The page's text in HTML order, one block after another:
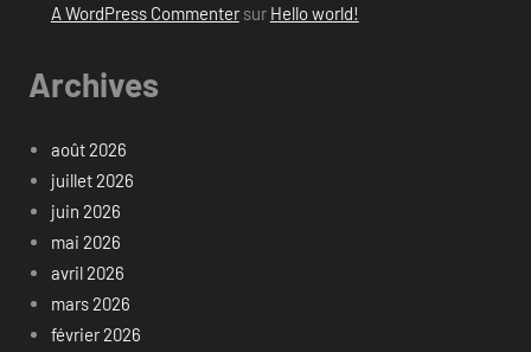
A WordPress Commentersur Hello world!
Archives
août 2026
juillet 2026
juin 2026
mai 2026
avril 2026
mars 2026
février 2026